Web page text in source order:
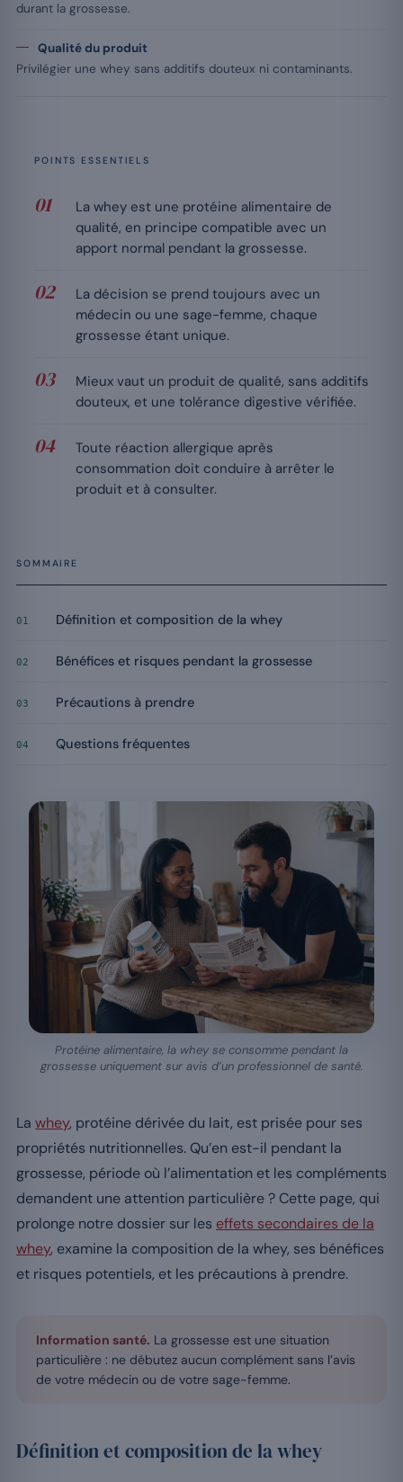
durant la grossesse.
Qualité du produit
Privilégier une whey sans additifs douteux ni contaminants.
POINTS ESSENTIELS
La whey est une protéine alimentaire de
qualité, en principe compatible avec un
apport normal pendant la grossesse.
La décision se prend toujours avec un
médecin ou une sage-femme, chaque
grossesse étant unique.
Mieux vaut un produit de qualité, sans additifs
douteux, et une tolérance digestive vérifiée.
Toute réaction allergique après
consommation doit conduire à arrêter le
produit et à consulter.
SOMMAIRE
01 Définition et composition de la whey
02 Bénéfices et risques pendant la grossesse
03 Précautions à prendre
04 Questions fréquentes
Protéine alimentaire, la whey se consomme pendant la
grossesse uniquement sur avis d’un professionnel de santé.
La whey, protéine dérivée du lait, est prisée pour ses
propriétés nutritionnelles. Qu’en est-il pendant la
grossesse, période où l’alimentation et les compléments
demandent une attention particulière ? Cette page, qui
prolonge notre dossier sur les effets secondaires de la
whey, examine la composition de la whey, ses bénéfices
et risques potentiels, et les précautions à prendre.
Information santé. La grossesse est une situation
particulière : ne débutez aucun complément sans l’avis
de votre médecin ou de votre sage-femme.
Définition et composition de la whey